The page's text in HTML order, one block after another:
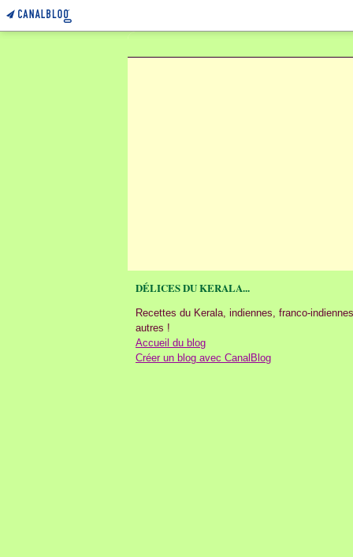
DÉLICES DU KERALA...
Recettes du Kerala, indiennes, franco-
autres !
Accueil du blog
Créer un blog avec CanalBlog